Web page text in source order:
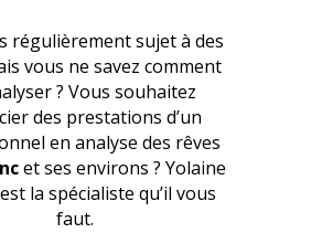
régulièrement sujet à des
vous ne savez comment
? Vous souhaitez
des prestations d’un
en analyse des rêves
et ses environs ? Yolaine
la spécialiste qu’il vous
faut.